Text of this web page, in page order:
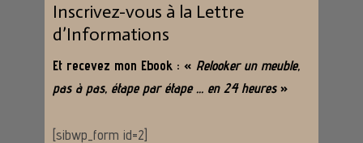
Inscrivez-vous à la Lettre
d’Informations
Et recevez mon Ebook : « Relooker un meuble,
pas à pas, étape par étape … en 24 heures »
[sibwp_form id=2]